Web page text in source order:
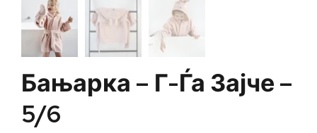
Бањарка – Г-Ѓа Зајче –
5/6